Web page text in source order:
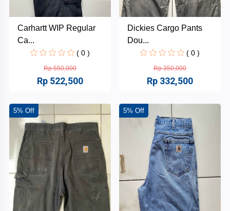
Carhartt WIP Regular
Ca...
( 0 )
Rp 550,000
Rp 522,500
Dickies Cargo Pants
Dou...
( 0 )
Rp 350,000
Rp 332,500
5% Off 5% Off